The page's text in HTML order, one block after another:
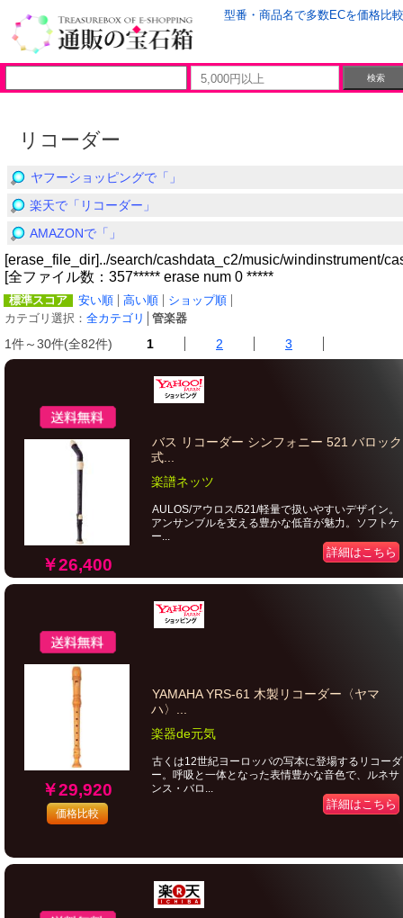
型番・商品名で多数ECを価格比
リコーダー
ヤフーショッピングで「」
楽天で「リコーダー」
AMAZONで「」
[erase_file_dir]../search/cashdata_c2/music/windinstrument/
[全ファイル数：357***** erase num 0 *****
標準スコア 安い順 高い順
ショップ順
カテゴリ選択： 全カテゴリ 管楽器
1件～30件(全82件) 1 2 3
￥26,400
バス リコーダー シンフォニー 521 バロック
式...
楽譜ネッツ
AULOS/アウロス/521/軽量で扱いやすいデザイン。
アンサンブルを支える豊かな低音が魅力。ソフトケ
ー...
詳細はこちら
￥29,920
価格比較
YAMAHA YRS-61 木製リコーダー〈ヤマ
ハ〉...
楽器de元気
古くは12世紀ヨーロッパの写本に登場するリコーダ
ー。呼吸と一体となった表情豊かな音色で、ルネサ
ンス・バロ...
詳細はこちら